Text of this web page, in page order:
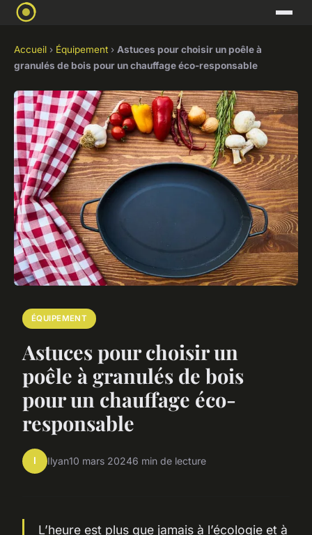
Accueil › Équipement › Astuces pour choisir un poêle à
granulés de bois pour un chauffage éco-responsable
ÉQUIPEMENT
Astuces pour choisir un
poêle à granulés de bois
pour un chauffage éco-
responsable
I Ilyan10 mars 20246 min de lecture
L’heure est plus que jamais à l’écologie et à